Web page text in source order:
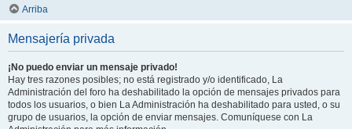
Arriba
Mensajería privada
¡No puedo enviar un mensaje privado!
Hay tres razones posibles; no está registrado y/o identificado, La
Administración del foro ha deshabilitado la opción de mensajes privados para
todos los usuarios, o bien La Administración ha deshabilitado para usted, o su
grupo de usuarios, la opción de enviar mensajes. Comuníquese con La